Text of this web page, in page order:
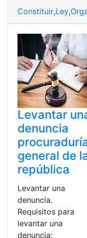
Constituir,Ley,
Levantar
denuncia
general de
república
Levantar una
denuncia.
Requisitos para
levantar una
denuncia: